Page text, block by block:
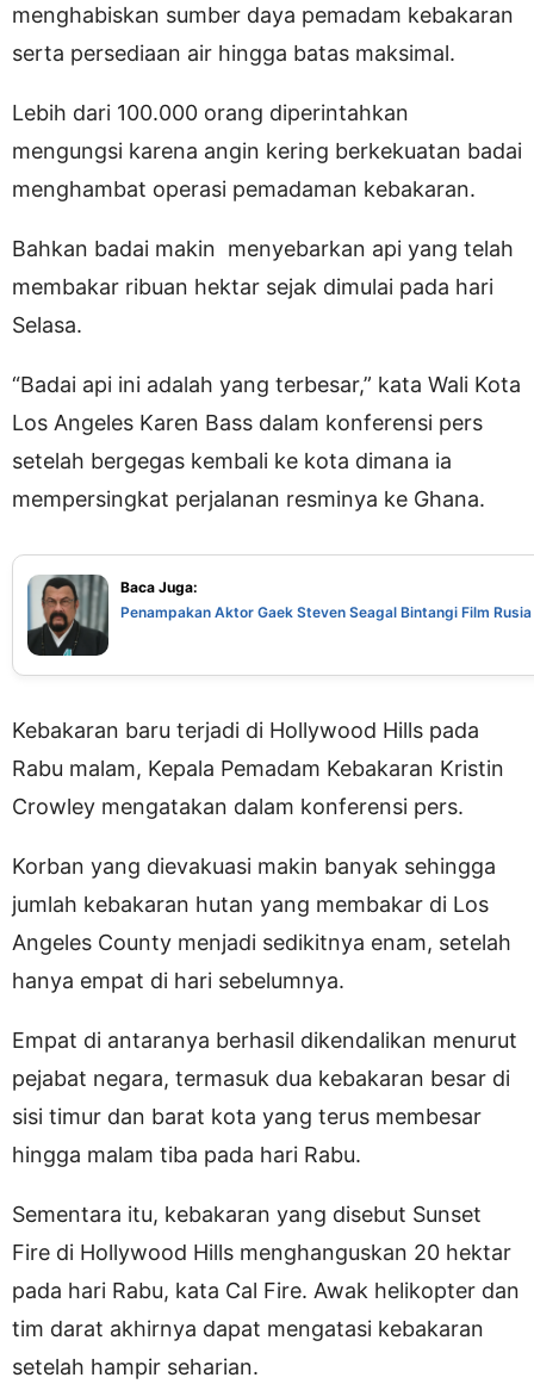
menghabiskan sumber daya pemadam kebakaran
serta persediaan air hingga batas maksimal.
Lebih dari 100.000 orang diperintahkan
mengungsi karena angin kering berkekuatan badai
menghambat operasi pemadaman kebakaran.
Bahkan badai makin menyebarkan api yang telah
membakar ribuan hektar sejak dimulai pada hari
Selasa.
“Badai api ini adalah yang terbesar,” kata Wali Kota
Los Angeles Karen Bass dalam konferensi pers
setelah bergegas kembali ke kota dimana ia
mempersingkat perjalanan resminya ke Ghana.
Baca Juga:
Penampakan Aktor Gaek Steven Seagal Bintangi Film Rusia
Kebakaran baru terjadi di Hollywood Hills pada
Rabu malam, Kepala Pemadam Kebakaran Kristin
Crowley mengatakan dalam konferensi pers.
Korban yang dievakuasi makin banyak sehingga
jumlah kebakaran hutan yang membakar di Los
Angeles County menjadi sedikitnya enam, setelah
hanya empat di hari sebelumnya.
Empat di antaranya berhasil dikendalikan menurut
pejabat negara, termasuk dua kebakaran besar di
sisi timur dan barat kota yang terus membesar
hingga malam tiba pada hari Rabu.
Sementara itu, kebakaran yang disebut Sunset
Fire di Hollywood Hills menghanguskan 20 hektar
pada hari Rabu, kata Cal Fire. Awak helikopter dan
tim darat akhirnya dapat mengatasi kebakaran
setelah hampir seharian.